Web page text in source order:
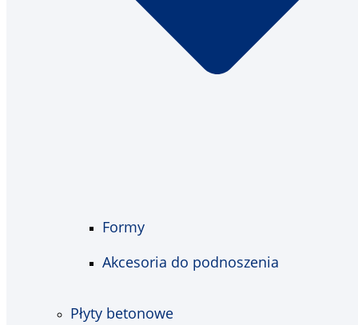
Formy
Akcesoria do podnoszenia
Płyty betonowe